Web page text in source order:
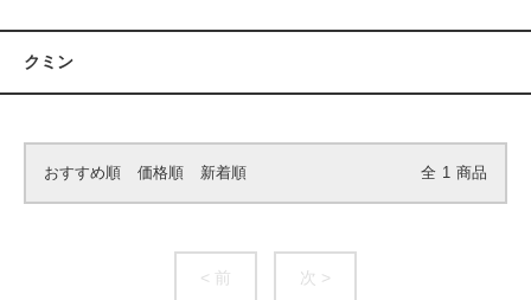
クミン
おすすめ順 価格順 新着順 全 1 商品
< 前 次 >